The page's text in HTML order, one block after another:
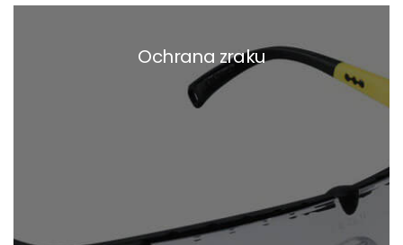
Ochrana zraku